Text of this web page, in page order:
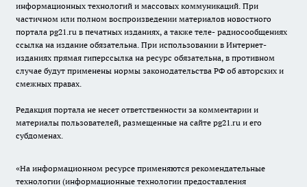
информационных технологий и массовых коммуникаций. При
частичном или полном воспроизведении материалов новостного
портала pg21.ru в печатных изданиях, а также теле- радиосообщениях
ссылка на издание обязательна. При использовании в Интернет-
изданиях прямая гиперссылка на ресурс обязательна, в противном
случае будут применены нормы законодательства РФ об авторских и
смежных правах.
Редакция портала не несет ответственности за комментарии и
материалы пользователей, размещенные на сайте pg21.ru и его
субдоменах.
«На информационном ресурсе применяются рекомендательные
технологии (информационные технологии предоставления